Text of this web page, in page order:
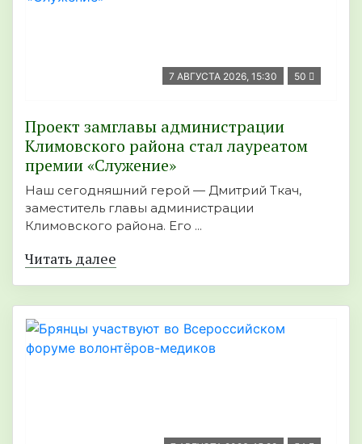
7 АВГУСТА 2026, 15:30 50
Проект замглавы администрации
Климовского района стал лауреатом
премии «Служение»
Наш сегодняшний герой — Дмитрий Ткач,
заместитель главы администрации
Климовского района. Его ...
Читать далее